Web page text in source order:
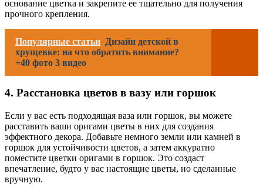
основание цветка и закрепите ее тщательно для получения
прочного крепления.
Популярные статьи Дизайн детской в
хрущевке: на что обратить внимание?
+40 фото 3 видео
4. Расстановка цветов в вазу или горшок
Если у вас есть подходящая ваза или горшок, вы можете
расставить ваши оригами цветы в них для создания
эффектного декора. Добавьте немного земли или камней в
горшок для устойчивости цветов, а затем аккуратно
поместите цветки оригами в горшок. Это создаст
впечатление, будто у вас настоящие цветы, но сделанные
вручную.